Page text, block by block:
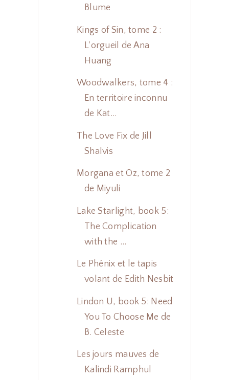
Blume
Kings of Sin, tome 2 :
L'orgueil de Ana
Huang
Woodwalkers, tome 4 :
En territoire inconnu
de Kat...
The Love Fix de Jill
Shalvis
Morgana et Oz, tome 2
de Miyuli
Lake Starlight, book 5:
The Complication
with the ...
Le Phénix et le tapis
volant de Edith Nesbit
Lindon U, book 5: Need
You To Choose Me de
B. Celeste
Les jours mauves de
Kalindi Ramphul